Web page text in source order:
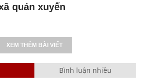
quán xuyến
XEM THÊM BÀI VIẾT
Bình luận nhiều